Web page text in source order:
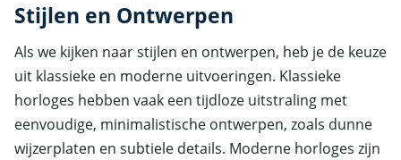
Stijlen en Ontwerpen
Als we kijken naar stijlen en ontwerpen, heb je de keuze
uit klassieke en moderne uitvoeringen. Klassieke
horloges hebben vaak een tijdloze uitstraling met
eenvoudige, minimalistische ontwerpen, zoals dunne
wijzerplaten en subtiele details. Moderne horloges zijn